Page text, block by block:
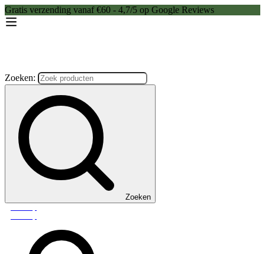
Gratis verzending vanaf €60 - 4,7/5 op Google Reviews
Zoeken:
Zoeken